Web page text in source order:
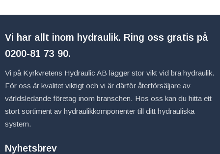
Vi har allt inom hydraulik. Ring oss gratis på
0200-81 73 90.
Vi på Kyrkvretens Hydraulic AB lägger stor vikt vid bra hydraulik.
För oss är kvalitet viktigt och vi är därför återförsäljare av
världsledande företag inom branschen. Hos oss kan du hitta ett
stort sortiment av hydraulikkomponenter till ditt hydrauliska
system.
Nyhetsbrev